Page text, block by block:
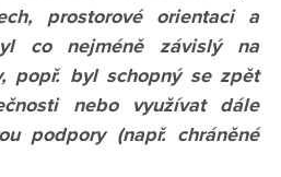
prostorové orientaci a
co nejméně závislý na
popř. byl schopný se zpět
nebo využívat dále
podpory (např. chráněné